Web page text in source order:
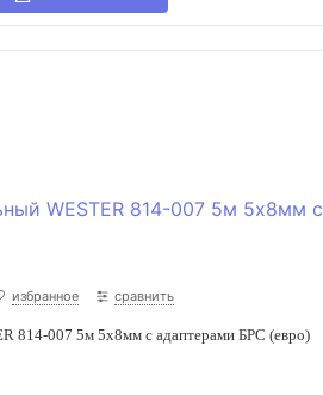
избранное сравнить
814-007 5м 5х8мм с адаптерами БРС (евро)